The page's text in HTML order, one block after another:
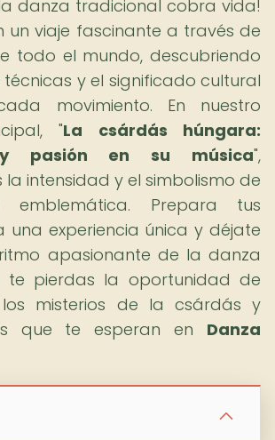
danza tradicional cobra vida!
un viaje fascinante a través de
todo el mundo, descubriendo
técnicas y el significado cultural
movimiento. En nuestro
"La csárdás húngara:
y pasión en su música",
intensidad y el simbolismo de
emblemática. Prepara tus
una experiencia única y déjate
apasionante de la danza
te pierdas la oportunidad de
misterios de la csárdás y
que te esperan en Danza